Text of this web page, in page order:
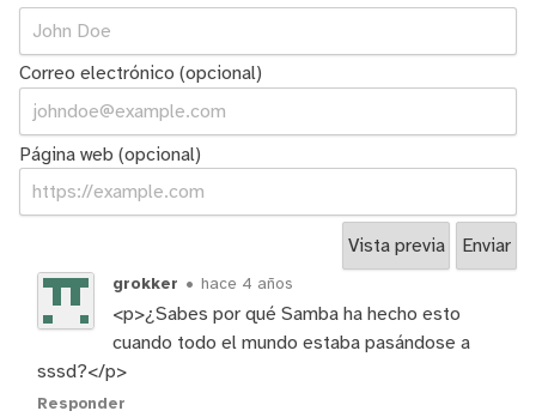
Correo electrónico (opcional)
Página web (opcional)
grokker • hace 4 años
<p>¿Sabes por qué Samba ha hecho esto
cuando todo el mundo estaba pasándose a
sssd?</p>
Responder